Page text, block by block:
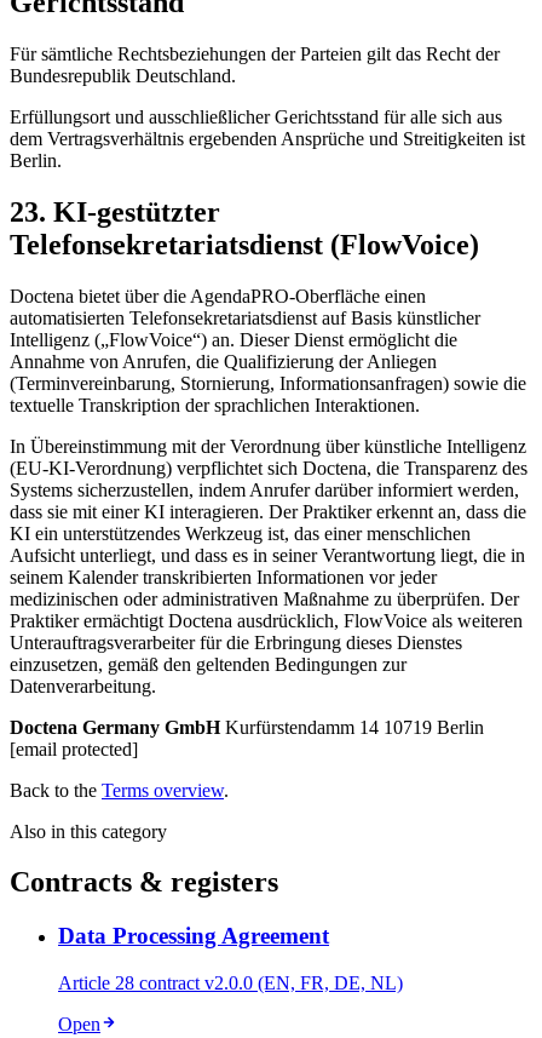
Für sämtliche Rechtsbeziehungen der Parteien gilt das Recht der
Bundesrepublik Deutschland.
Erfüllungsort und ausschließlicher Gerichtsstand für alle sich aus
dem Vertragsverhältnis ergebenden Ansprüche und Streitigkeiten ist
Berlin.
23. KI-gestützter
Telefonsekretariatsdienst (FlowVoice)
Doctena bietet über die AgendaPRO-Oberfläche einen
automatisierten Telefonsekretariatsdienst auf Basis künstlicher
Intelligenz („FlowVoice“) an. Dieser Dienst ermöglicht die
Annahme von Anrufen, die Qualifizierung der Anliegen
(Terminvereinbarung, Stornierung, Informationsanfragen) sowie die
textuelle Transkription der sprachlichen Interaktionen.
In Übereinstimmung mit der Verordnung über künstliche Intelligenz
(EU-KI-Verordnung) verpflichtet sich Doctena, die Transparenz des
Systems sicherzustellen, indem Anrufer darüber informiert werden,
dass sie mit einer KI interagieren. Der Praktiker erkennt an, dass die
KI ein unterstützendes Werkzeug ist, das einer menschlichen
Aufsicht unterliegt, und dass es in seiner Verantwortung liegt, die in
seinem Kalender transkribierten Informationen vor jeder
medizinischen oder administrativen Maßnahme zu überprüfen. Der
Praktiker ermächtigt Doctena ausdrücklich, FlowVoice als weiteren
Unterauftragsverarbeiter für die Erbringung dieses Dienstes
einzusetzen, gemäß den geltenden Bedingungen zur
Datenverarbeitung.
Doctena Germany GmbHKurfürstendamm 14 10719 Berlin
[email protected]
Back to the Terms overview.
Also in this category
Contracts & registers
Data Processing Agreement
Article 28 contract v2.0.0 (EN, FR, DE, NL)
Open